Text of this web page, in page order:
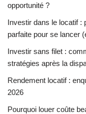
opportunité ?
Investir dans le locatif :
parfaite pour se lancer
Investir sans filet :
stratégies après la
Rendement locatif :
2026
Pourquoi louer coûte